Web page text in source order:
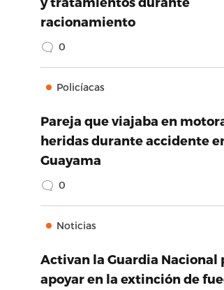
racionamiento
0
Policíacas
Pareja que viajaba en
heridas durante accidente
Guayama
0
Noticias
Activan la Guardia Nacional
apoyar en la extinción de